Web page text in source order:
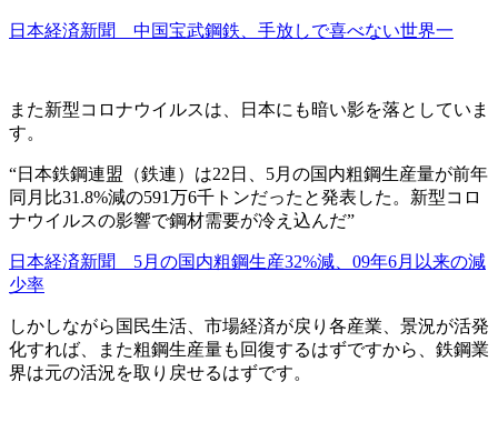
日本経済新聞 中国宝武鋼鉄、手放しで喜べない世界一
また新型コロナウイルスは、日本にも暗い影を落としていま
す。
“日本鉄鋼連盟（鉄連）は22日、5月の国内粗鋼生産量が前年
同月比31.8%減の591万6千トンだったと発表した。新型コロ
ナウイルスの影響で鋼材需要が冷え込んだ”
日本経済新聞 5月の国内粗鋼生産32%減、09年6月以来の減
少率
しかしながら国民生活、市場経済が戻り各産業、景況が活発
化すれば、また粗鋼生産量も回復するはずですから、鉄鋼業
界は元の活況を取り戻せるはずです。